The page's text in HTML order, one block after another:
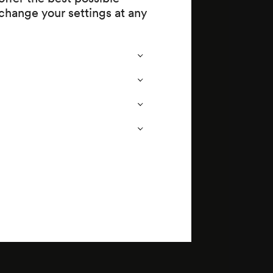
your settings at any
des
Landesbibliothek;